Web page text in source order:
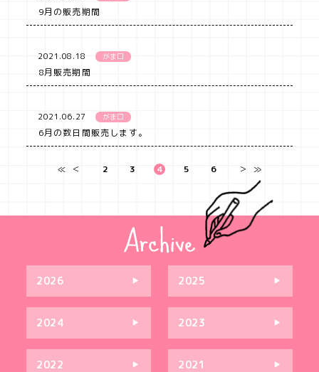
9月の販売期間
2021.08.18 がま口
8月販売期間
2021.06.27 がま口
6月の数日間販売します。
≪ ＜ 2 3 4 5 6 ＞ ≫
2026 2025
2024 2023
2022 2021